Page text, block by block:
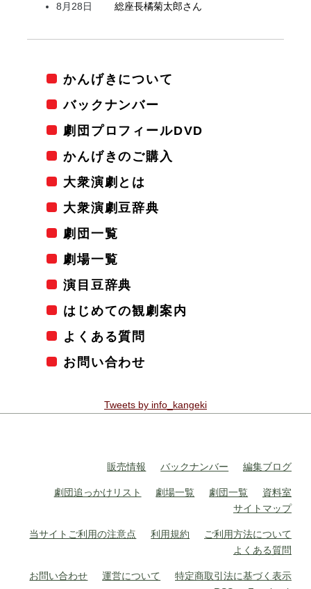
8月28日
総座長橘菊太郎さん
かんげきについて
バックナンバー
劇団プロフィールDVD
かんげきのご購入
大衆演劇とは
大衆演劇豆辞典
劇団一覧
劇場一覧
演目豆辞典
はじめての観劇案内
よくある質問
お問い合わせ
Tweets by info_kangeki
販売情報 バックナンバー 編集ブログ
劇団追っかけリスト 劇場一覧 劇団一覧
資料室
サイトマップ
当サイトご利用の注意点 利用規約
ご利用方法について
よくある質問
お問い合わせ 運営について
特定商取引法に基づく表示